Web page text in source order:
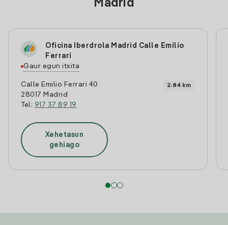
Madrid
Oficina Iberdrola Madrid Calle Emilio
Ferrari
Gaur egun itxita
Calle Emilio Ferrari 40
28017 Madrid
Tel: 917 37 89 19
2.84 km
Xehetasun
gehiago